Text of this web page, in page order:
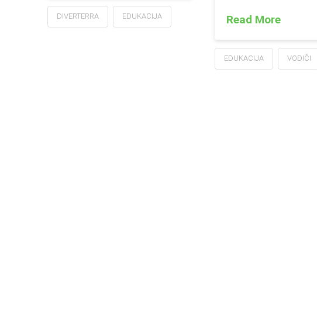
DIVERTERRA EDUKACIJA Read More
EDUKACIJA VODIČI